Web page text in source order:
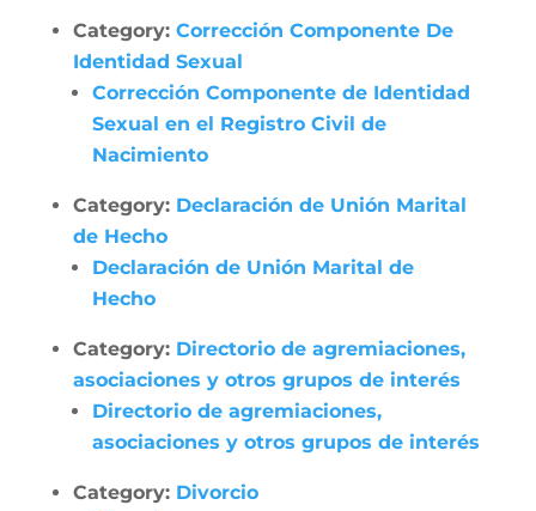
Category: Corrección Componente De
Identidad Sexual
Corrección Componente de Identidad
Sexual en el Registro Civil de
Nacimiento
Category: Declaración de Unión Marital
de Hecho
Declaración de Unión Marital de
Hecho
Category: Directorio de agremiaciones,
asociaciones y otros grupos de interés
Directorio de agremiaciones,
asociaciones y otros grupos de interés
Category: Divorcio